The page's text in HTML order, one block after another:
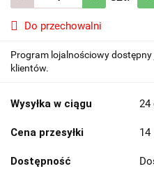
Do przechowalni
Program lojalnościowy
klientów.
Wysyłka w ciągu 24
Cena przesyłki 14
Dostępność